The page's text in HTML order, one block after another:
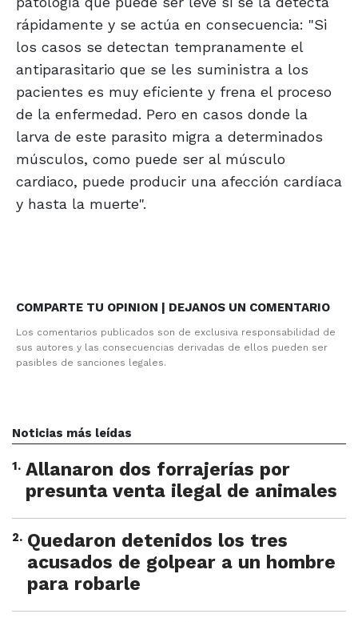
rápidamente y se actúa en consecuencia: "Si
los casos se detectan tempranamente el
antiparasitario que se les suministra a los
pacientes es muy eficiente y frena el proceso
de la enfermedad. Pero en casos donde la
larva de este parasito migra a determinados
músculos, como puede ser al músculo
cardiaco, puede producir una afección cardíaca
y hasta la muerte".
COMPARTE TU OPINION | DEJANOS UN COMENTARIO
Los comentarios publicados son de exclusiva responsabilidad de
sus autores y las consecuencias derivadas de ellos pueden ser
pasibles de sanciones legales.
Noticias más leídas
1. Allanaron dos forrajerías por
presunta venta ilegal de animales
2. Quedaron detenidos los tres
acusados de golpear a un hombre
para robarle